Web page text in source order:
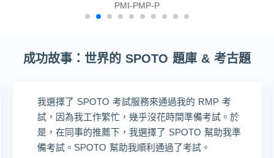
PMI-PMP-P
成功故事：世界的 SPOTO 題庫 & 考古題
我選擇了 SPOTO 考試服務來通過我的 RMP 考
試，因為我工作繁忙，幾乎沒花時間準備考試。於
是，在同事的推薦下，我選擇了 SPOTO 幫助我準
備考試。SPOTO 幫助我順利通過了考試。